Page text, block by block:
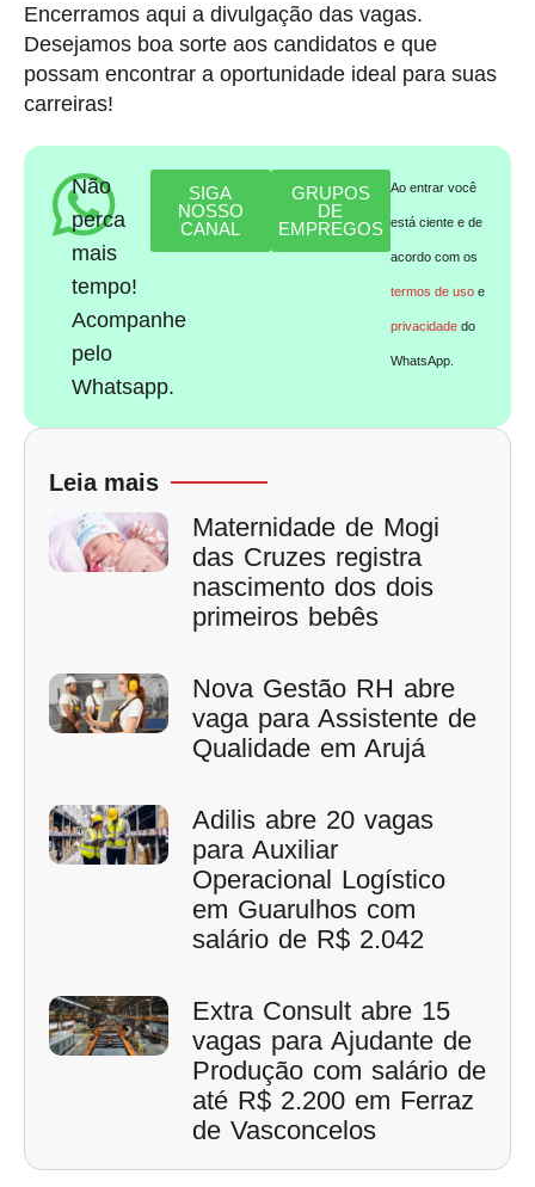
Encerramos aqui a divulgação das vagas.
Desejamos boa sorte aos candidatos e que
possam encontrar a oportunidade ideal para suas
carreiras!
Não
perca
mais
tempo!
Acompanhe
pelo
Whatsapp.
SIGA
NOSSO
CANAL
GRUPOS
DE
EMPREGOS
Ao entrar você
está ciente e de
acordo com os
termos de uso e
privacidade do
WhatsApp.
Leia mais
Maternidade de Mogi
das Cruzes registra
nascimento dos dois
primeiros bebês
Nova Gestão RH abre
vaga para Assistente de
Qualidade em Arujá
Adilis abre 20 vagas
para Auxiliar
Operacional Logístico
em Guarulhos com
salário de R$ 2.042
Extra Consult abre 15
vagas para Ajudante de
Produção com salário de
até R$ 2.200 em Ferraz
de Vasconcelos